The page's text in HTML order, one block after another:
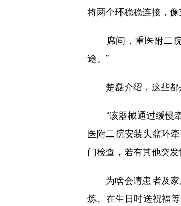
将两个环稳稳连接，
席间，重医附二院
途。”
楚磊介绍，这些都是
“该器械通过缓慢牵
医附二院安装头盆环
门检查，若有其他突发
为啥会请患者及家
炼、在生日时送祝福